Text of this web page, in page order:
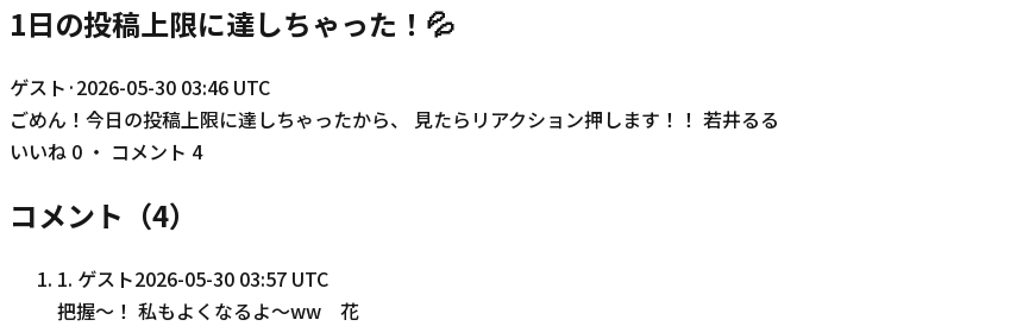
1日の投稿上限に達しちゃった！💦
ゲスト ·2026-05-30 03:46 UTC
ごめん！今日の投稿上限に達しちゃったから、 見たらリアクション押します！！ 若井るる
いいね 0 ・ コメント 4
コメント（4）
1. ゲスト2026-05-30 03:57 UTC
把握〜！ 私もよくなるよ〜ww 花